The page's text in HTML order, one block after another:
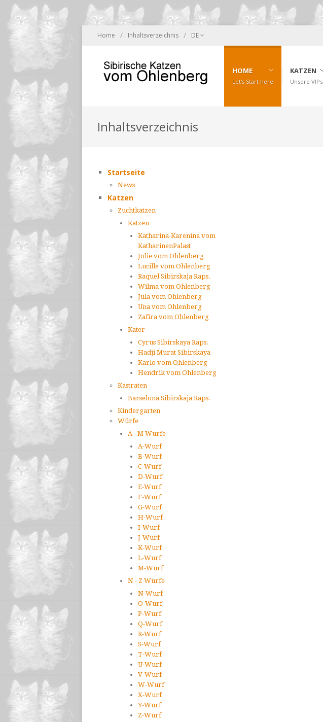
Home / Inhaltsverzeichnis / DE
HOME
Let's Start here
KATZEN
Unsere VIPs
Inhaltsverzeichnis
Startseite
News
Katzen
Zuchtkatzen
Katzen
Katharina-Karenina vom
KatharinenPalast
Jolie vom Ohlenberg
Lucille vom Ohlenberg
Raquel Sibirskaja Raps.
Wilma vom Ohlenberg
Jula vom Ohlenberg
Una vom Ohlenberg
Zafira vom Ohlenberg
Kater
Cyrus Sibirskaya Raps.
Hadji Murat Sibirskaya
Karlo vom Ohlenberg
Hendrik vom Ohlenberg
Kastraten
Barselona Sibirskaja Raps.
Kindergarten
Würfe
A - M Würfe
A-Wurf
B-Wurf
C-Wurf
D-Wurf
E-Wurf
F-Wurf
G-Wurf
H-Wurf
I-Wurf
J-Wurf
K-Wurf
L-Wurf
M-Wurf
N - Z Würfe
N-Wurf
O-Wurf
P-Wurf
Q-Wurf
R-Wurf
S-Wurf
T-Wurf
U-Wurf
V-Wurf
W-Wurf
X-Wurf
Y-Wurf
Z-Wurf